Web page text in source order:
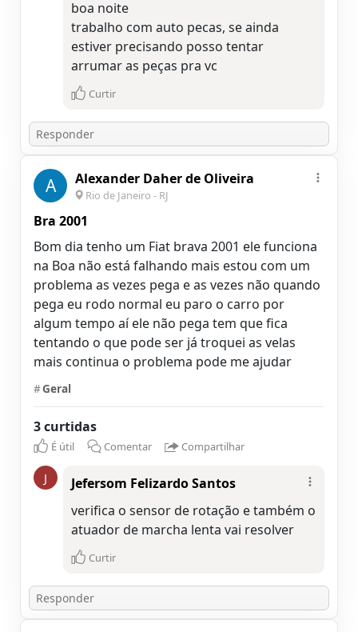
boa noite
trabalho com auto pecas, se ainda
estiver precisando posso tentar
arrumar as peças pra vc
Curtir
A Alexander Daher de Oliveira
Rio de Janeiro - RJ
Bra 2001
Bom dia tenho um Fiat brava 2001 ele funciona
na Boa não está falhando mais estou com um
problema as vezes pega e as vezes não quando
pega eu rodo normal eu paro o carro por
algum tempo aí ele não pega tem que fica
tentando o que pode ser já troquei as velas
mais continua o problema pode me ajudar
#Geral
3 curtidas
É útil Comentar Compartilhar
J
Jefersom Felizardo Santos
verifica o sensor de rotação e também o
atuador de marcha lenta vai resolver
Curtir